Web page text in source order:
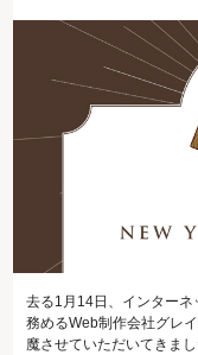
去る1月14日、インター
務めるWeb制作会社グレ
魔させていただいてきま